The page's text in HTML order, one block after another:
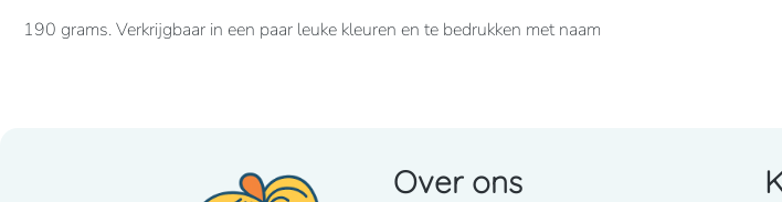
190 grams. Verkrijgbaar in een paar leuke kleuren en te bedrukken met naam
Over ons